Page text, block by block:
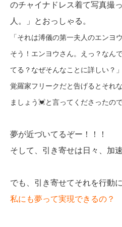
のチャイナドレス着て写真撮
人。」とおっしゃる。
「それは溥儀の第一夫人のエンヨ
そう！エンヨウさん。えっ？なん
てる？なぜそんなことに詳しい？
覚羅家フリークだと告げるとそれ
ましょう💓と言ってくださったので
夢が近づいてるぞー！！！
そして、引き寄せは日々、加
でも、引き寄せてそれを行動
私にも夢って実現できるの？